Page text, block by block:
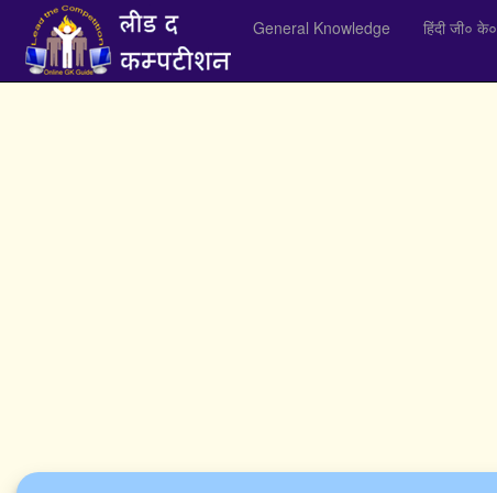
General Knowledge हिंदी जी० के०